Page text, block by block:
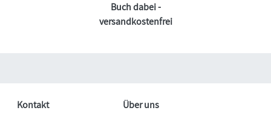
Buch dabei -
versandkostenfrei
Kontakt
Über uns